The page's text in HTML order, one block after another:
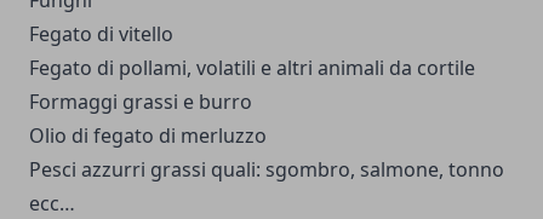
Fegato di vitello
Fegato di pollami, volatili e altri animali da cortile
Formaggi grassi e burro
Olio di fegato di merluzzo
Pesci azzurri grassi quali: sgombro, salmone, tonno
ecc…